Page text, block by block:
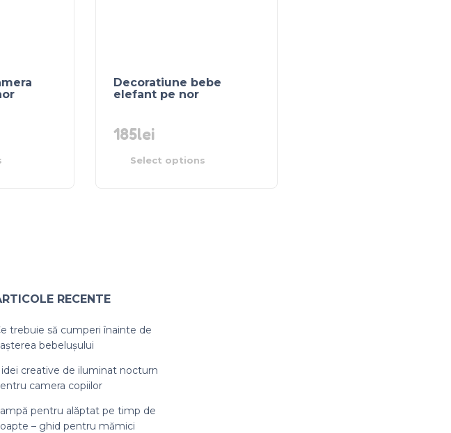
Decoratiune bebe
elefant pe nor
185lei
Select options
RECENTE
trebuie să cumperi înainte de
bebelușului
idei creative de iluminat nocturn
camera copiilor
pentru alăptat pe timp de
– ghid pentru mămici